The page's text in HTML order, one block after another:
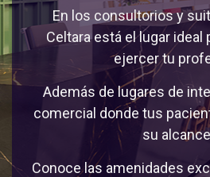
En los consultorios y
Celtara está el lugar ideal
ejercer tu
Además de lugares de
comercial donde tus
su
Conoce las amenidades